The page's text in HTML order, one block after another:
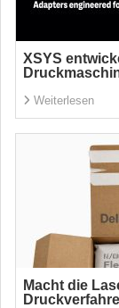
XSYS
Weiterlesen
Macht die